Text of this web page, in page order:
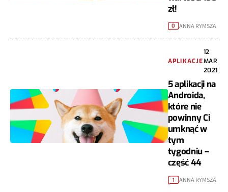
zł!
0 ANNA RYMSZA
APLIKACJE
12
MAR
2021
5 aplikacji na
Androida,
które nie
powinny Ci
umknąć w
tym
tygodniu –
część 44
1 ANNA RYMSZA